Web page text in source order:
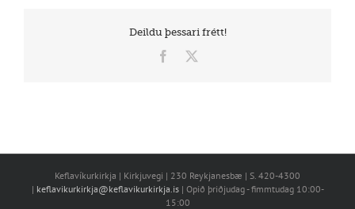
Deildu þessari frétt!
Facebook
Keflavíkurkirkja | Kirkjuvegi | 230 Reykjanesbæ | S. 420-4300
| keflavikurkirkja@keflavikurkirkja.is| Opið þriðjudag - fimmtudag 10:00-
15:00